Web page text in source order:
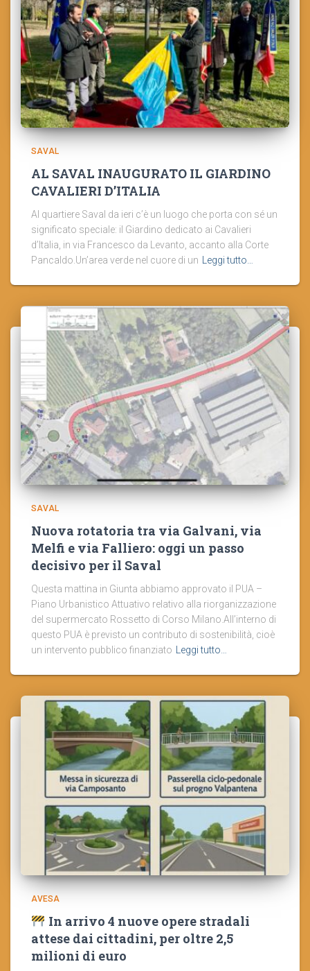
SAVAL
AL SAVAL INAUGURATO IL GIARDINO
CAVALIERI D’ITALIA
Al quartiere Saval da ieri c’è un luogo che porta con sé un
significato speciale: il Giardino dedicato ai Cavalieri
d’Italia, in via Francesco da Levanto, accanto alla Corte
Pancaldo.Un’area verde nel cuore di un
Leggi tutto…
SAVAL
Nuova rotatoria tra via Galvani, via
Melfi e via Falliero: oggi un passo
decisivo per il Saval
Questa mattina in Giunta abbiamo approvato il PUA –
Piano Urbanistico Attuativo relativo alla riorganizzazione
del supermercato Rossetto di Corso Milano.All’interno di
questo PUA è previsto un contributo di sostenibilità, cioè
un intervento pubblico finanziato Leggi tutto…
AVESA
In arrivo 4 nuove opere stradali
attese dai cittadini, per oltre 2,5
milioni di euro